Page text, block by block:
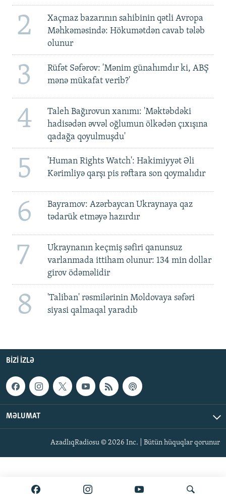
2
Xaçmaz bazarının sahibinin qətli Avropa
Məhkəməsində: Hökumətdən cavab tələb
olunur
3
Rüfət Səfərov: 'Mənim günahımdır ki, ABŞ
mənə mükafat verib?'
4
Taleh Bağırovun xanımı: 'Məktəbdəki
hadisədən əvvəl oğlumun ölkədən çıxışına
qadağa qoyulmuşdu'
5
'Human Rights Watch': Hakimiyyət Əli
Kərimliyə qarşı pis rəftara son qoymalıdır
6
Bayramov: Azərbaycan Ukraynaya qaz
tədarük etməyə hazırdır
7
Ukraynanın keçmiş səfiri qanunsuz
varlanmada ittiham olunur: 134 min dollar
girov ödəməlidir
8
'Taliban' rəsmilərinin Moldovaya səfəri
siyasi qalmaqal yaradıb
BIZI IZLƏ
MƏLUMAT
AzadlıqRadiosu © 2026 Inc. | Bütün hüquqlar qorunur